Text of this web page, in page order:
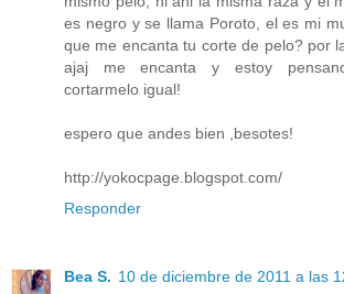
es negro y se llama Poroto, el es mi
que me encanta tu corte de pelo? por
ajaj me encanta y estoy
cortarmelo igual!
espero que andes bien ,besotes!
http://yokocpage.blogspot.com/
Responder
Bea S. 10 de diciembre de 2011 a las